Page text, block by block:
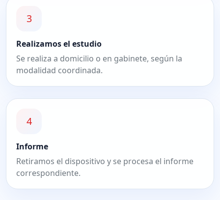
3
Realizamos el estudio
Se realiza a domicilio o en gabinete, según la
modalidad coordinada.
4
Informe
Retiramos el dispositivo y se procesa el informe
correspondiente.